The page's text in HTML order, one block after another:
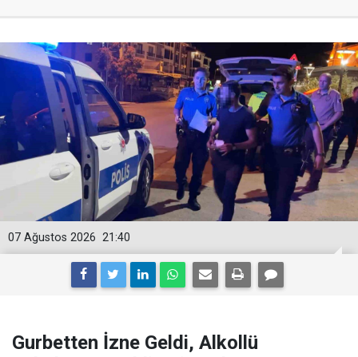
21:40
07 Ağustos 2026
Gurbetten İzne Geldi, Alkollü